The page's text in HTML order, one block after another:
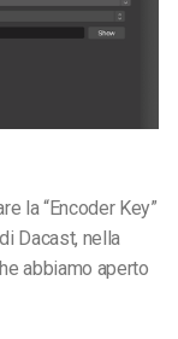
la “Encoder Key”
Dacast, nella
abbiamo aperto